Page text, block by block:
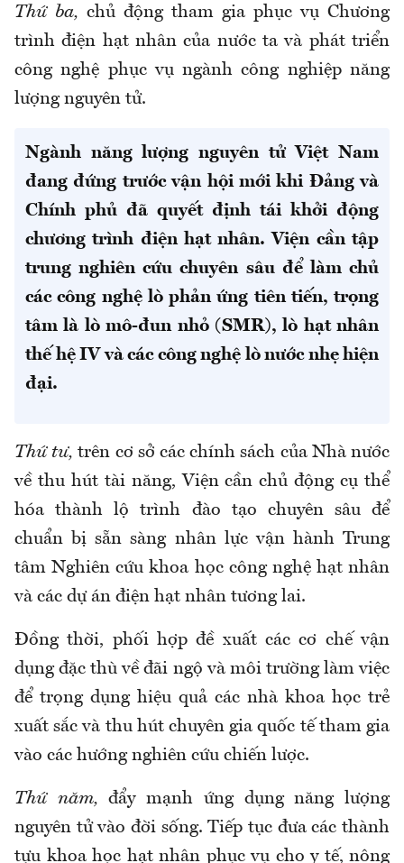
Thứ ba, chủ động tham gia phục vụ Chương
trình điện hạt nhân của nước ta và phát triển
công nghệ phục vụ ngành công nghiệp năng
lượng nguyên tử.
Ngành năng lượng nguyên tử Việt Nam
đang đứng trước vận hội mới khi Đảng và
Chính phủ đã quyết định tái khởi động
chương trình điện hạt nhân. Viện cần tập
trung nghiên cứu chuyên sâu để làm chủ
các công nghệ lò phản ứng tiên tiến, trọng
tâm là lò mô-đun nhỏ (SMR), lò hạt nhân
thế hệ IV và các công nghệ lò nước nhẹ hiện
đại.
Thứ tư,trên cơ sở các chính sách của Nhà nước
về thu hút tài năng, Viện cần chủ động cụ thể
hóa thành lộ trình đào tạo chuyên sâu để
chuẩn bị sẵn sàng nhân lực vận hành Trung
tâm Nghiên cứu khoa học công nghệ hạt nhân
và các dự án điện hạt nhân tương lai.
Đồng thời, phối hợp đề xuất các cơ chế vận
dụng đặc thù về đãi ngộ và môi trường làm việc
để trọng dụng hiệu quả các nhà khoa học trẻ
xuất sắc và thu hút chuyên gia quốc tế tham gia
vào các hướng nghiên cứu chiến lược.
Thứ năm,đẩy mạnh ứng dụng năng lượng
nguyên tử vào đời sống. Tiếp tục đưa các thành
tựu khoa học hạt nhân phục vụ cho y tế, nông